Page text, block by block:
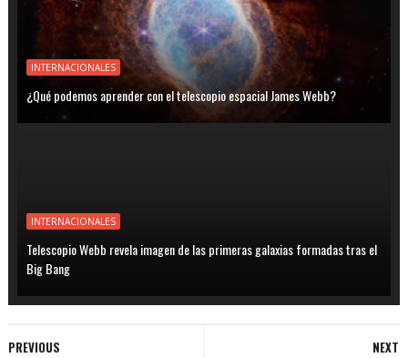
INTERNACIONALES
¿Qué podemos aprender con el telescopio espacial James Webb?
INTERNACIONALES
Telescopio Webb revela imagen de las primeras galaxias formadas tras el
Big Bang
NEXT
PREVIOUS